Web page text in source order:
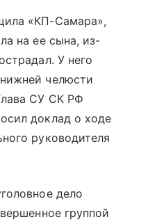
«КП-Самара»,
на ее сына, из-
У него
челюсти
СУ СК РФ
доклад о ходе
руководителя
дело
группой